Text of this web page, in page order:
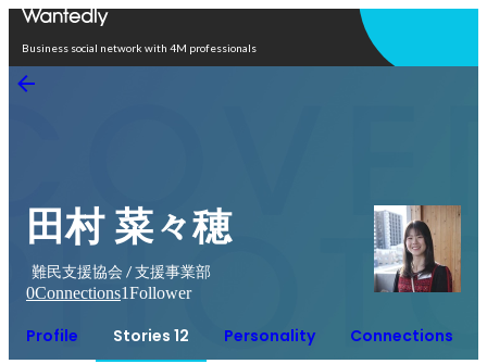
Business social network with 4M professionals
田村 菜々穂
難民支援協会 / 支援事業部
0Connections1Follower
Profile Stories 12 Personality Connections